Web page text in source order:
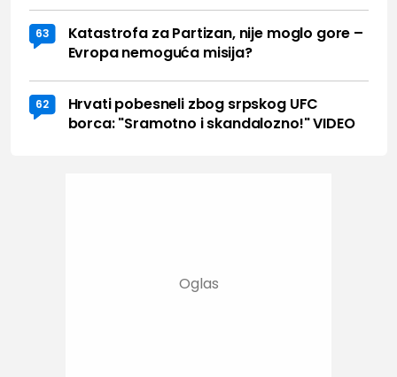
63
Katastrofa za Partizan, nije moglo gore –
Evropa nemoguća misija?
62
Hrvati pobesneli zbog srpskog UFC
borca: "Sramotno i skandalozno!" VIDEO